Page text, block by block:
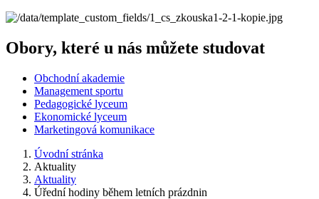
Obory, které u nás můžete studovat
Obchodní akademie
Management sportu
Pedagogické lyceum
Ekonomické lyceum
Marketingová komunikace
Úvodní stránka
Aktuality
Aktuality
Úřední hodiny během letních prázdnin